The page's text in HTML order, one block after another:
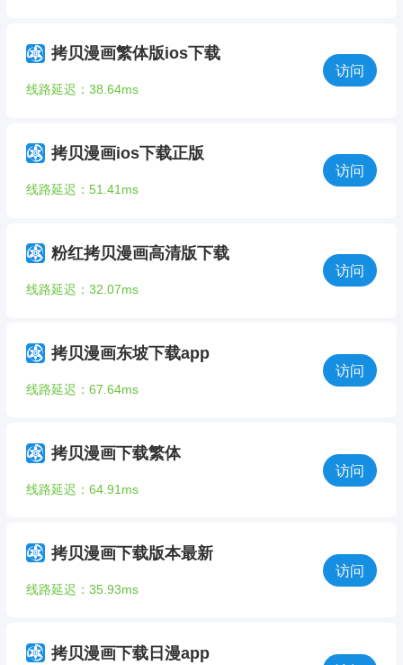
拷贝漫画繁体版ios下载
线路延迟：38.64ms
访问
拷贝漫画ios下载正版
线路延迟：51.41ms
访问
粉红拷贝漫画高清版下载
线路延迟：32.07ms
访问
拷贝漫画东坡下载app
线路延迟：67.64ms
访问
拷贝漫画下载繁体
线路延迟：64.91ms
访问
拷贝漫画下载版本最新
线路延迟：35.93ms
访问
拷贝漫画下载日漫app